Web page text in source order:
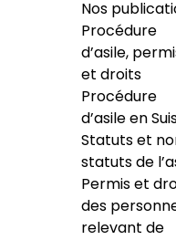
Nos
Procédure
d’asile,
et droits
Procédure
d’asile en
Statuts et
statuts de
Permis et
des
relevant de